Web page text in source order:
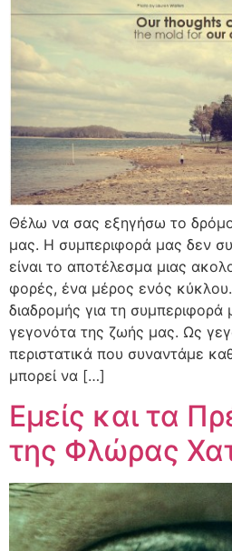
Θέλω να σας εξηγήσω το
μας. Η συμπεριφορά μας δεν
είναι το αποτέλεσμα μιας
φορές, ένα μέρος ενός
διαδρομής για τη
γεγονότα της ζωής μας. Ως
περιστατικά που συναντάμε
μπορεί να […]
Εμείς και τα
της Φλώρας